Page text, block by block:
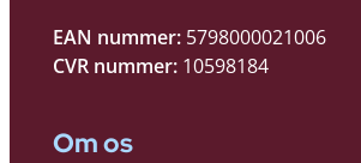
EAN nummer: 5798000021006
CVR nummer: 10598184
Om os